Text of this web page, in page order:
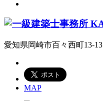
愛知県岡崎市百々西町13-13
MAP